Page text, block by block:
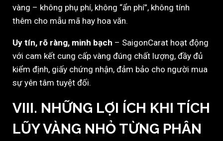
vàng – không phụ phí, không “ẩn phí”, không tính
thêm cho mẫu mã hay hoa văn.
Uy tín, rõ ràng, minh bạch – SaigonCarat hoạt động
với cam kết cung cấp vàng đúng chất lượng, đầy đủ
kiểm định, giấy chứng nhận, đảm bảo cho người mua
sự yên tâm tuyệt đối.
VIII. NHỮNG LỢI ÍCH KHI TÍCH
LŨY VÀNG NHỎ TỪNG PHÂN